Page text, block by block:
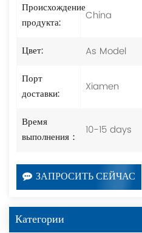
Происхождение
продукта:
China
Цвет:
As Model
Порт
доставки:
Xiamen
Время
выполнения：
10-15 days
ЗАПРОСИТЬ СЕЙЧАС
Категории